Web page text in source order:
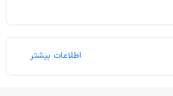
اطلاعات بیشتر